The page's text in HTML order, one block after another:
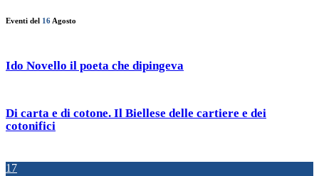
Eventi del 16 Agosto
Ido Novello il poeta che dipingeva
Di carta e di cotone. Il Biellese delle cartiere e dei
cotonifici
17